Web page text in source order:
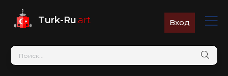
Turk-Ru.art Вход